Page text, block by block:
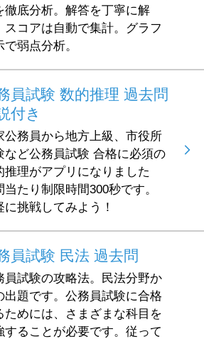
徹底分析。解答を丁寧に解
スコアは自動で集計。グラフ
で弱点分析。
員試験 数的推理 過去問
付き
公務員から地方上級、市役所
など公務員試験 合格に必須の
推理がアプリになりました
当たり制限時間300秒です。
に挑戦してみよう！
員試験 民法 過去問
員試験の攻略法。民法分野か
出題です。公務員試験に合格
ためには、さまざまな科目を
することが必要です。従って